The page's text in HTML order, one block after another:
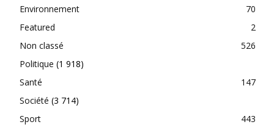
Environnement
70
Featured
2
Non classé
526
Politique (1 918)
Santé
147
Société (3 714)
Sport
443